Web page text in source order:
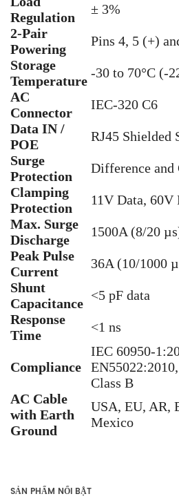
Regulation
± 3%
2-Pair
Powering
Pins 4, 5 (+)
Storage
Temperature
-30 to 70°C (-
AC
Connector
IEC-320 C6
Data IN /
POE
RJ45 Shielded
Surge
Protection
Difference and
Clamping
Protection
11V Data, 60V
Max. Surge
Discharge
1500A (8/20
Peak Pulse
Current
36A (10/1000
Shunt
Capacitance
<5 pF data
Response
Time
<1 ns
Compliance
IEC 60950-
Class B
AC Cable
with Earth
Ground
USA, EU, AR,
Mexico
SẢN PHẨM NỔI BẬT